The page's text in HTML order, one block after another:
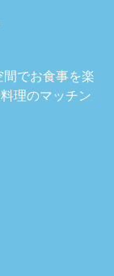
でお食事を楽
理のマッチン